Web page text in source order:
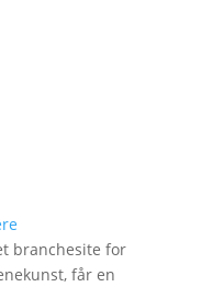
branchesite for
får en